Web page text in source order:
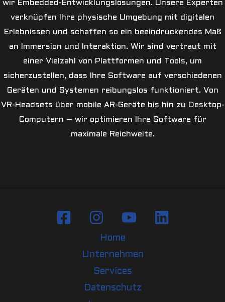
wir Embedded-Entwicklungslösungen. Unsere Experten
verknüpfen Ihre physische Umgebung mit digitalen
Erlebnissen und schaffen so ein beeindruckendes Maß
an Immersion und Interaktion. Wir sind vertraut mit
einer Vielzahl von Plattformen und Tools, um
sicherzustellen, dass Ihre Software auf verschiedenen
Geräten und Systemen reibungslos funktioniert. Von
VR-Headsets über mobile AR-Geräte bis hin zu Desktop-
Computern – wir optimieren Ihre Software für
maximale Reichweite.
Home
Unternehmen
Services
Datenschutz